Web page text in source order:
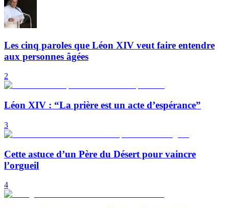
Les cinq paroles que Léon XIV veut faire entendre
aux personnes âgées
2
Léon XIV : “La prière est un acte d’espérance”
3
Cette astuce d’un Père du Désert pour vaincre
l’orgueil
4